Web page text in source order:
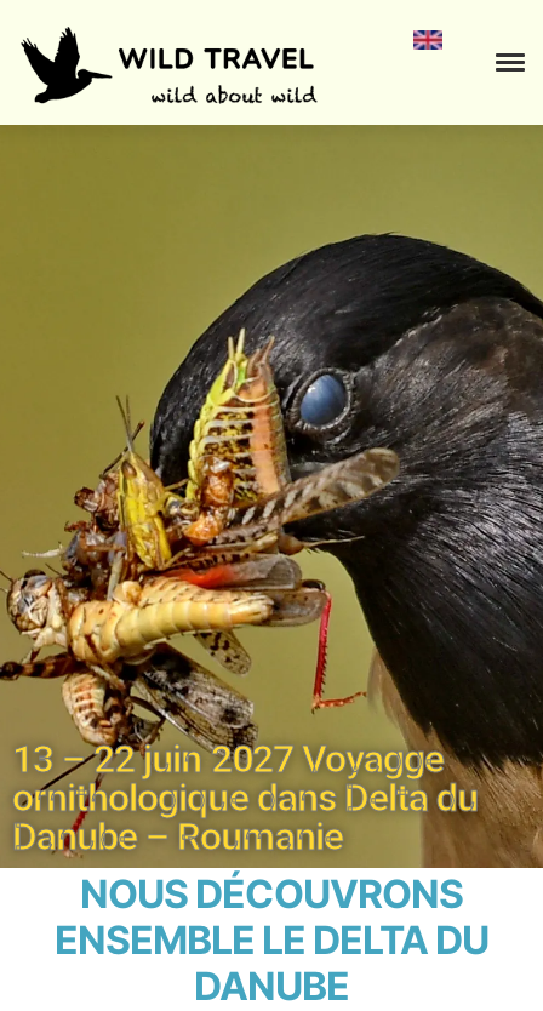
13 – 22 juin 2027 Voyagge
ornithologique dans Delta du
Danube – Roumanie
NOUS DÉCOUVRONS
ENSEMBLE LE DELTA DU
DANUBE